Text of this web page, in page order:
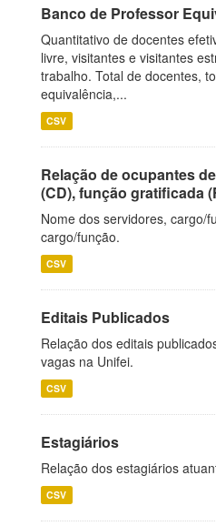
Banco de Professor
Quantitativo de docentes
livre, visitantes e visitantes
trabalho. Total de docentes,
equivalência,...
CSV
Relação de ocupantes
(CD), função gratificada
Nome dos servidores, cargo/
cargo/função.
CSV
Editais Publicados
Relação dos editais
vagas na Unifei.
CSV
Estagiários
Relação dos estagiários
CSV